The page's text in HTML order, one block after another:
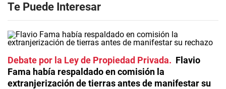
Te Puede Interesar
Debate por la Ley de Propiedad Privada
Flavio
Fama había respaldado en comisión la
extranjerización de tierras antes de manifestar su